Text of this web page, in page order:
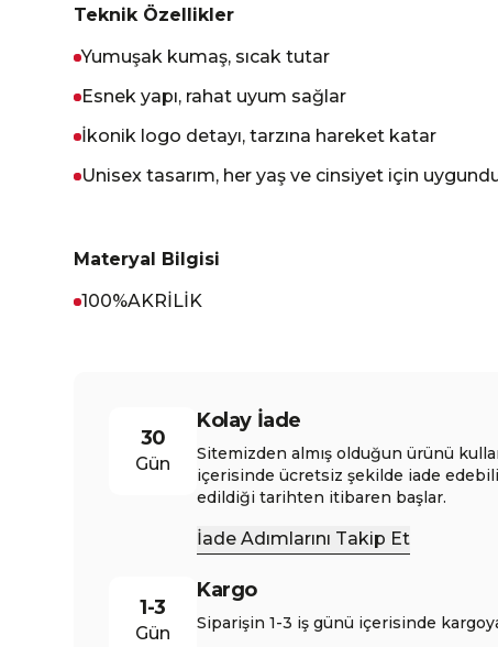
Teknik Özellikler
Yumuşak kumaş, sıcak tutar
Esnek yapı, rahat uyum sağlar
İkonik logo detayı, tarzına hareket katar
Unisex tasarım, her yaş ve cinsiyet için
Materyal Bilgisi
100%AKRİLİK
30
Gün
Kolay İade
Sitemizden almış olduğun ürünü
içerisinde ücretsiz şekilde iade
edildiği tarihten itibaren başlar.
İade Adımlarını Takip Et
1-3
Gün
Kargo
Siparişin 1-3 iş günü içerisinde